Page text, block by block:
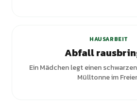
HAUSARBEIT
Abfall
Ein Mädchen legt einen
Mülltonne im